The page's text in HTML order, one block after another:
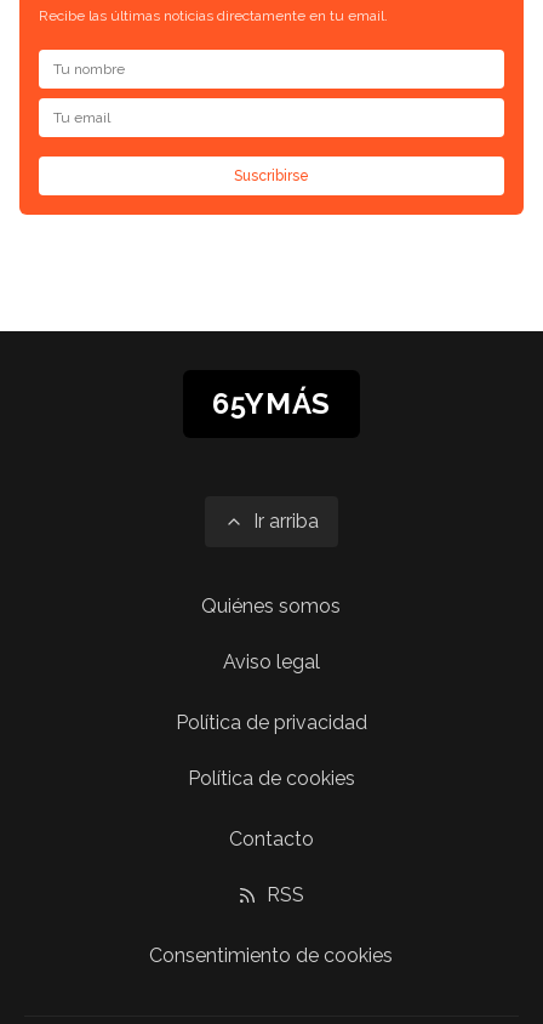
Recibe las últimas noticias directamente en tu email.
Suscribirse
65YMÁS
Ir arriba
Quiénes somos
Aviso legal
Política de privacidad
Política de cookies
Contacto
RSS
Consentimiento de cookies